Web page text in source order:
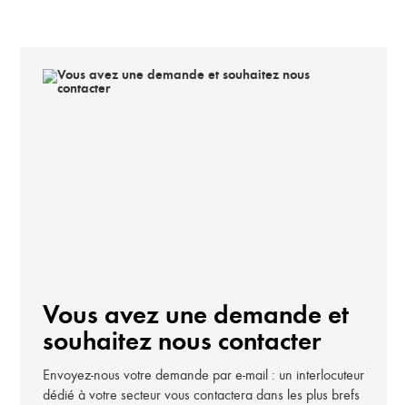
Vous avez une demande et
souhaitez nous contacter
Envoyez-nous votre demande par e-mail : un interlocuteur
dédié à votre secteur vous contactera dans les plus brefs